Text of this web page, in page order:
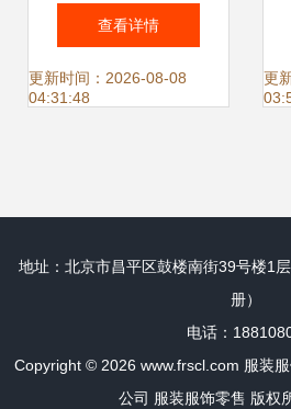
店 传统工艺遇见未
来零售体验
查看详情
更新时间：2026-08-08
04:31:48
更
地址：北京市昌平区鼓楼南街39号楼1
册）
电话：
Copyright © 2026 www.frscl.com 服装
公司 服装服饰零售 版权